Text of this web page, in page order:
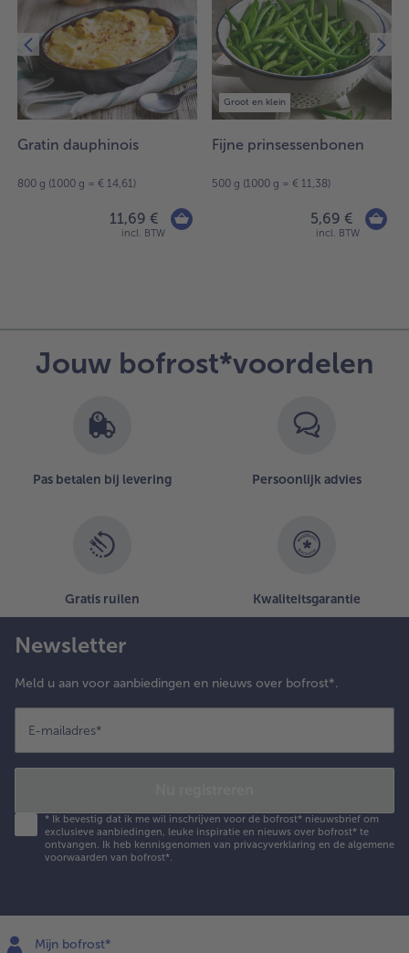
Gratin dauphinois
800 g (1000 g = € 14,61)
11,69 €
incl. BTW
Groot en klein
Fijne prinsessenbonen
500 g (1000 g = € 11,38)
5,69 €
incl. BTW
Jouw bofrost*voordelen
Pas betalen bij levering Persoonlijk advies
Gratis ruilen Kwaliteitsgarantie
Newsletter
Meld u aan voor aanbiedingen en nieuws over bofrost*.
E-mailadres*
* Ik bevestig dat ik me wil inschrijven voor de bofrost* nieuwsbrief om
exclusieve aanbiedingen, leuke inspiratie en nieuws over bofrost* te
ontvangen. Ik heb kennisgenomen van privacyverklaring en de algemene
voorwaarden van bofrost*.
Mijn bofrost*